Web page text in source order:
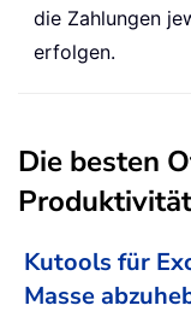
die Zahlungen
erfolgen.
Die besten
Kutools für
Masse